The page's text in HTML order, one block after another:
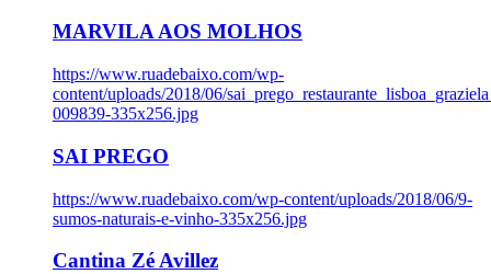
MARVILA AOS MOLHOS
https://www.ruadebaixo.com/wp-
content/uploads/2018/06/
009839-335x256.jpg
SAI PREGO
https://www.ruadebaixo.com/wp-content/uploads/2018/06/9-
sumos-naturais-e-vinho-335x256.jpg
Cantina Zé Avillez